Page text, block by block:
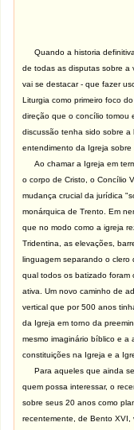
Quando a historia definitiva
de todas as disputas sobre a
vai se destacar - que fazer
Liturgia como primeiro foco
direção que o concílio tomou
discussão tenha sido sobre
entendimento da Igreja sobre
Ao chamar a Igreja em
o corpo de Cristo, o Concílio
mudança crucial da jurídica
monárquica de Trento. Em
que no modo como a igreja
Tridentina, as elevações,
linguagem separando o clero
qual todos os batizado foram
ativa. Um novo caminho de
vertical que por 500 anos
da Igreja em torno da
mesmo imaginário bíblico e a
constituições na Igreja e a
Para aqueles que ainda se
quem possa interessar, o
sobre seus 20 anos como
recentemente, de Bento XVI,